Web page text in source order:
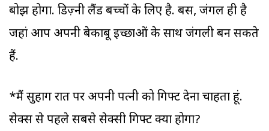
बोझ होगा. डिज़्नी लैंड बच्चों के लिए है. बस, जंगल ही है
जहां आप अपनी बेकाबू इच्छाओं के साथ जंगली बन सकते
हैं.
*मैं सुहाग रात पर अपनी पत्नी को गिफ्ट देना चाहता हूं.
सेक्स से पहले सबसे सेक्सी गिफ्ट क्या होगा?